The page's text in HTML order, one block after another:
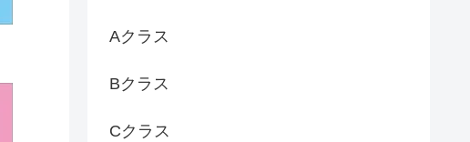
Aクラス
Bクラス
Cクラス